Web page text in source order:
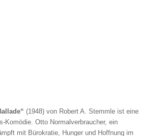
(1948) von Robert A. Stemmle ist eine
Komödie. Otto Normalverbraucher, ein
mit Bürokratie, Hunger und Hoffnung im